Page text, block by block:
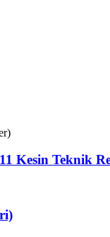
Kesin Teknik